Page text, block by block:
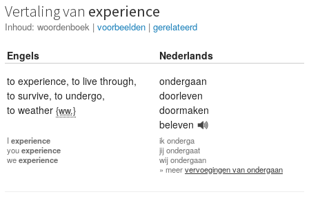
Vertaling van experience
Inhoud: woordenboek | voorbeelden | gerelateerd
Engels
Nederlands
to experience, to live through,
to survive, to undergo,
to weather {ww.}
ondergaan
doorleven
doormaken
beleven
I experience
youexperience
weexperience
ik onderga
jijondergaat
wijondergaan
» meervervoegingen van ondergaan